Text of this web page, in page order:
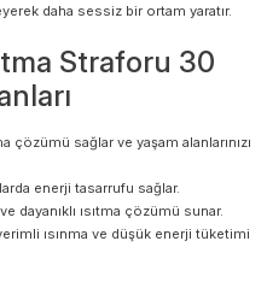
daha sessiz bir ortam yaratır.
Straforu 30
çözümü sağlar ve yaşam alanlarınızı
enerji tasarrufu sağlar.
dayanıklı ısıtma çözümü sunar.
ısınma ve düşük enerji tüketimi